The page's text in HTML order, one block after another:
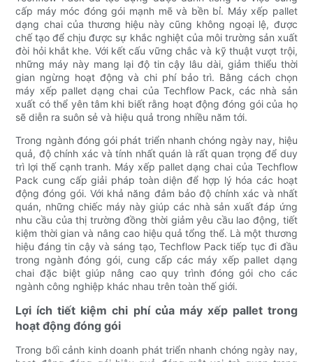
cấp máy móc đóng gói mạnh mẽ và bền bỉ. Máy xếp pallet
dạng chai của thương hiệu này cũng không ngoại lệ, được
chế tạo để chịu được sự khắc nghiệt của môi trường sản xuất
đòi hỏi khắt khe. Với kết cấu vững chắc và kỹ thuật vượt trội,
những máy này mang lại độ tin cậy lâu dài, giảm thiểu thời
gian ngừng hoạt động và chi phí bảo trì. Bằng cách chọn
máy xếp pallet dạng chai của Techflow Pack, các nhà sản
xuất có thể yên tâm khi biết rằng hoạt động đóng gói của họ
sẽ diễn ra suôn sẻ và hiệu quả trong nhiều năm tới.
Trong ngành đóng gói phát triển nhanh chóng ngày nay, hiệu
quả, độ chính xác và tính nhất quán là rất quan trọng để duy
trì lợi thế cạnh tranh. Máy xếp pallet dạng chai của Techflow
Pack cung cấp giải pháp toàn diện để hợp lý hóa các hoạt
động đóng gói. Với khả năng đảm bảo độ chính xác và nhất
quán, những chiếc máy này giúp các nhà sản xuất đáp ứng
nhu cầu của thị trường đồng thời giảm yêu cầu lao động, tiết
kiệm thời gian và nâng cao hiệu quả tổng thể. Là một thương
hiệu đáng tin cậy và sáng tạo, Techflow Pack tiếp tục đi đầu
trong ngành đóng gói, cung cấp các máy xếp pallet dạng
chai đặc biệt giúp nâng cao quy trình đóng gói cho các
ngành công nghiệp khác nhau trên toàn thế giới.
Lợi ích tiết kiệm chi phí của máy xếp pallet trong
hoạt động đóng gói
Trong bối cảnh kinh doanh phát triển nhanh chóng ngày nay,